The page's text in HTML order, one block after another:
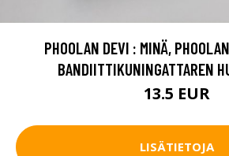
PHOOLAN DEVI : MINÄ,
BANDIITTIKUNINGATTAREN
13.5 EUR
LISÄTIETOJA